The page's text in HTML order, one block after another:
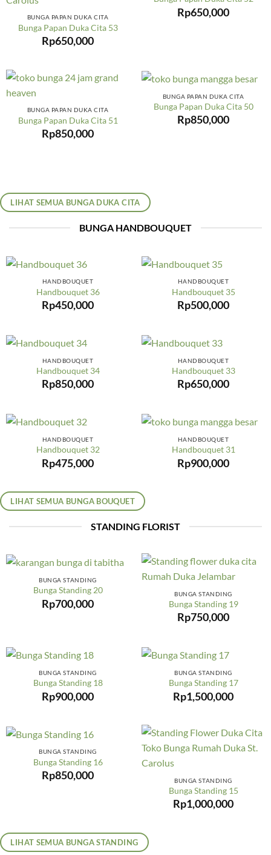
BUNGA PAPAN DUKA CITA
Bunga Papan Duka Cita 53
Rp650,000
Rp650,000
BUNGA PAPAN DUKA CITA
Bunga Papan Duka Cita 51
Rp850,000
BUNGA PAPAN DUKA CITA
Bunga Papan Duka Cita 50
Rp850,000
LIHAT SEMUA BUNGA DUKA CITA
BUNGA HANDBOUQUET
HANDBOUQUET
Handbouquet 36
Rp450,000
HANDBOUQUET
Handbouquet 35
Rp500,000
HANDBOUQUET
Handbouquet 34
Rp850,000
HANDBOUQUET
Handbouquet 33
Rp650,000
HANDBOUQUET
Handbouquet 32
Rp475,000
HANDBOUQUET
Handbouquet 31
Rp900,000
LIHAT SEMUA BUNGA BOUQUET
STANDING FLORIST
BUNGA STANDING
Bunga Standing 20
Rp700,000
BUNGA STANDING
Bunga Standing 19
Rp750,000
BUNGA STANDING
Bunga Standing 18
Rp900,000
BUNGA STANDING
Bunga Standing 17
Rp1,500,000
BUNGA STANDING
Bunga Standing 16
Rp850,000 BUNGA STANDING
Bunga Standing 15
Rp1,000,000
LIHAT SEMUA BUNGA STANDING